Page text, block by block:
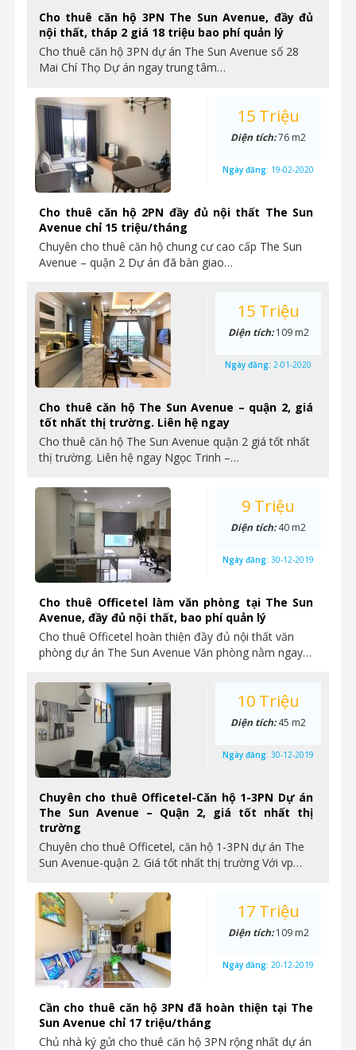
Cho thuê căn hộ 3PN The Sun Avenue, đầy đủ
nội thất, tháp 2 giá 18 triệu bao phí quản lý
Cho thuê căn hộ 3PN dự án The Sun Avenue số 28
Mai Chí Thọ Dự án ngay trung tâm…
Cho thuê căn hộ 2PN đầy đủ nội thất The Sun
Avenue chỉ 15 triệu/tháng
Chuyên cho thuê căn hộ chung cư cao cấp The Sun
Avenue – quận 2 Dự án đã bàn giao…
15 Triệu
Diện tích:76 m2
Ngày đăng: 19-02-2020
Cho thuê căn hộ The Sun Avenue – quận 2, giá
tốt nhất thị trường. Liên hệ ngay
Cho thuê căn hộ The Sun Avenue quận 2 giá tốt nhất
thị trường. Liên hệ ngay Ngọc Trinh –…
15 Triệu
Diện tích:109 m2
Ngày đăng: 2-01-2020
Cho thuê Officetel làm văn phòng tại The Sun
Avenue, đầy đủ nội thất, bao phí quản lý
Cho thuê Officetel hoàn thiện đầy đủ nội thất văn
phòng dự án The Sun Avenue Văn phòng nằm ngay…
9 Triệu
Diện tích:40 m2
Ngày đăng: 30-12-2019
Chuyên cho thuê Officetel-Căn hộ 1-3PN Dự án
The Sun Avenue – Quận 2, giá tốt nhất thị
trường
Chuyên cho thuê Officetel, căn hộ 1-3PN dự án The
Sun Avenue-quận 2. Giá tốt nhất thị trường Với vp…
10 Triệu
Diện tích:45 m2
Ngày đăng: 30-12-2019
Cần cho thuê căn hộ 3PN đã hoàn thiện tại The
Sun Avenue chỉ 17 triệu/tháng
Chủ nhà ký gửi cho thuê căn hộ 3PN rộng nhất dự án
17 Triệu
Diện tích:109 m2
Ngày đăng: 20-12-2019